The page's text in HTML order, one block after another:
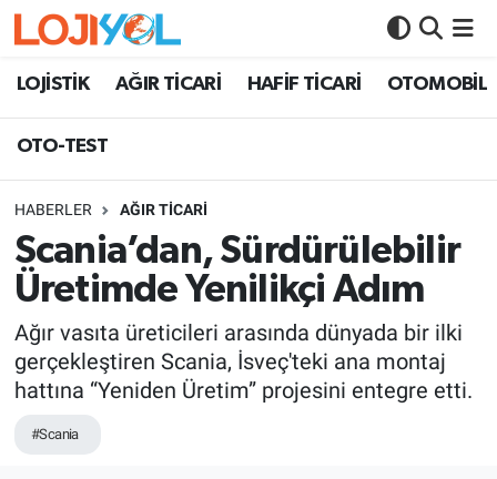
LOJİSTİK AĞIR TİCARİ HAFİF TİCARİ OTOMOBİL
OTO-TEST
HABERLER AĞIR TİCARİ
Scania’dan, Sürdürülebilir
Üretimde Yenilikçi Adım
Ağır vasıta üreticileri arasında dünyada bir ilki
gerçekleştiren Scania, İsveç'teki ana montaj
hattına “Yeniden Üretim” projesini entegre etti.
#Scania
OTO-TEST